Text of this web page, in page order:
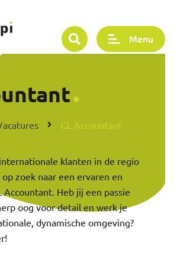
Menu
GL Accountant
klanten in de regio
zoek naar een ervaren en
Accountant. Heb jij een passie
oog voor detail en werk je
dynamische omgeving?